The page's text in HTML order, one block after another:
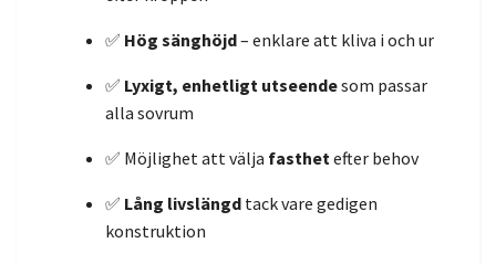
✅ Hög sänghöjd– enklare att kliva i och ur
✅ Lyxigt, enhetligt utseendesom passar
alla sovrum
✅ Möjlighet att välja fasthetefter behov
✅ Lång livslängd tack vare gedigen
konstruktion